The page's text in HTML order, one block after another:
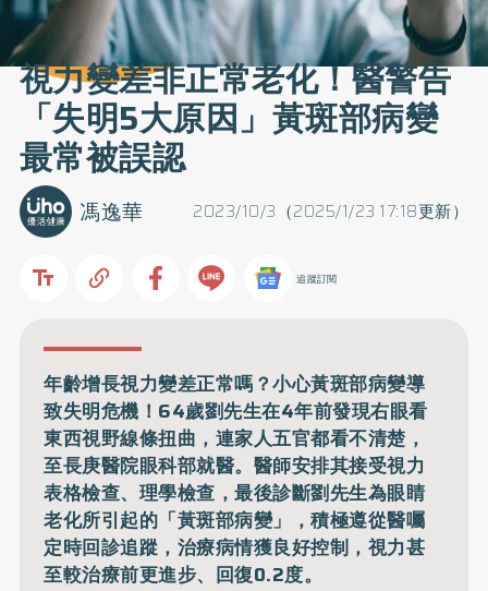
視力變差非正常老化！醫警告
「失明5大原因」黃斑部病變
最常被誤認
2023/10/3（2025/1/23 17:18更新）
馮逸華
追蹤訂閱
年齡增長視力變差正常嗎？小心黃斑部病變導
致失明危機！64歲劉先生在4年前發現右眼看
東西視野線條扭曲，連家人五官都看不清楚，
至長庚醫院眼科部就醫。醫師安排其接受視力
表格檢查、理學檢查，最後診斷劉先生為眼睛
老化所引起的「黃斑部病變」，積極遵從醫囑
定時回診追蹤，治療病情獲良好控制，視力甚
至較治療前更進步、回復0.2度。